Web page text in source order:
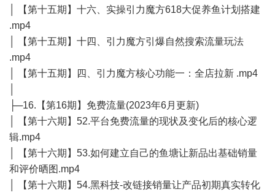
│ 【第十五期】十六、实操引力魔方618大促养鱼计划搭建
.mp4
│ 【第十五期】十四、引力魔方引爆自然搜索流量玩法
.mp4
│ 【第十五期】四、引力魔方核心功能一：全店拉新 .mp4
├─16.【第16期】免费流量(2023年6月更新)
│ 【第十六期】52.平台免费流量的现状及变化后的核心逻
辑.mp4
│ 【第十六期】53.如何建立自己的鱼塘让新品出基础销量
和评价晒图.mp4
│ 【第十六期】54.黑科技-改链接销量让产品初期真实转化